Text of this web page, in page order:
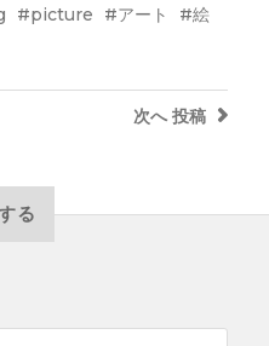
picture アート
絵
次へ 投稿
る